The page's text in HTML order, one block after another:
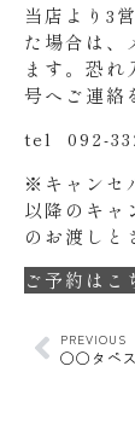
当店より3
た場合は、
ます。恐
号へご連絡
tel 092-
※キャンセ
以降のキャ
のお渡しと
ご予約はこ
PREVIOUS